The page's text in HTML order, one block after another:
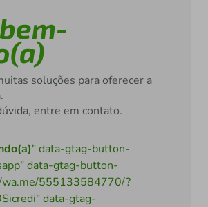
soluções para oferecer a
entre em contato.
" data-gtag-button-
data-gtag-button-
555133584770/?
data-gtag-